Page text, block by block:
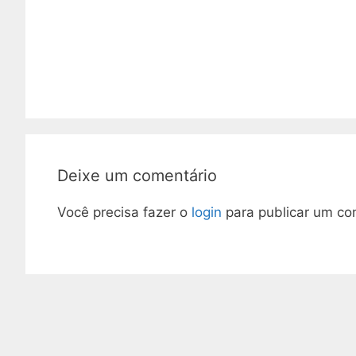
Deixe um comentário
Você precisa fazer o login para publicar um